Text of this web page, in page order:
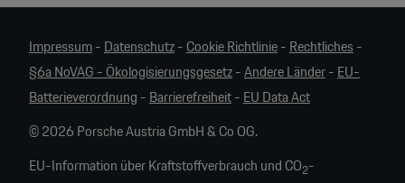
Impressum-Datenschutz-Cookie Richtlinie-Rechtliches-
§6a NoVAG - Ökologisierungsgesetz-Andere Länder-EU-
Batterieverordnung -Barrierefreiheit-EU Data Act
© 2026 Porsche Austria GmbH & Co OG.
EU-Information über Kraftstoffverbrauch und CO2-